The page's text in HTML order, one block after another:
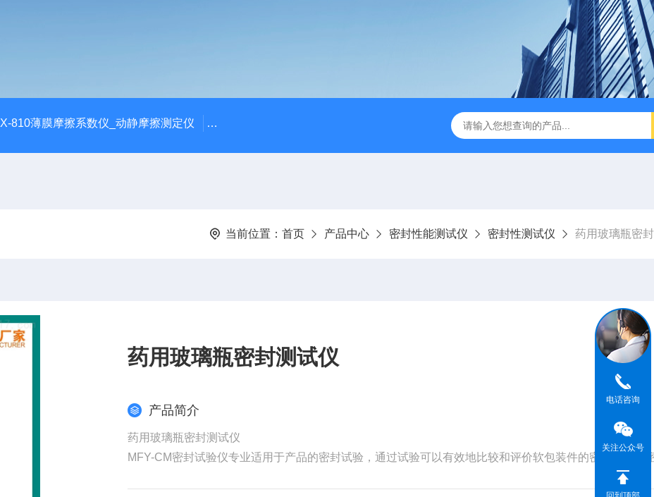
X-810薄膜摩擦系数仪_动静摩擦测定仪 SCK-H玻璃瓶耐热冲击检测仪 赛成仪器 密封测漏仪 密封检测设备
当前位置： 首页 产品中心 密封性能测试仪 密封性测试仪 药用玻璃瓶密
药用玻璃瓶密封测试仪
产品简介
药用玻璃瓶密封测试仪
MFY-CM密封试验仪专业适用于产品的密封试验，通过试验可以有效地比较和评价软包装件的密封工艺及
电话咨询
关注公众号